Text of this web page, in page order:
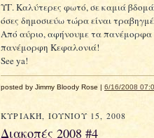
ΥΓ. Καλύτερες φωτό, σε καμιά
όσες δημοσιεύω τώρα είναι
Από αύριο, αφήνουμε τα πανέμορφα
πανέμορφη Κεφαλονιά!
See ya!
posted by Jimmy Bloody Rose | 6/16/2008
ΚΥΡΙΑΚΉ, ΙΟΥΝΊΟΥ 15, 2008
Διακοπές 2008 #4